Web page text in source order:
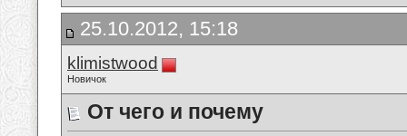
25.10.2012, 15:18
klimistwood
Новичок
От чего и почему